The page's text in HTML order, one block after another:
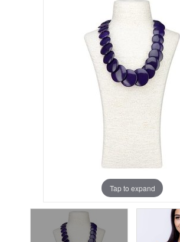
Tap to expand